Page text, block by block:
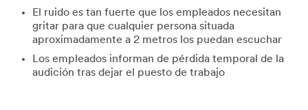
El ruido es tan fuerte que los empleados necesitan
gritar para que cualquier persona situada
aproximadamente a 2 metros los puedan escuchar
Los empleados informan de pérdida temporal de la
audición tras dejar el puesto de trabajo